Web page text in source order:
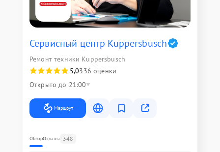
Сервисный центр Kuppersbusch
Ремонт техники Kuppersbusch
5,0336 оценки
Открыто до 21:00
Маршрут
ОбзорОтзывы 348